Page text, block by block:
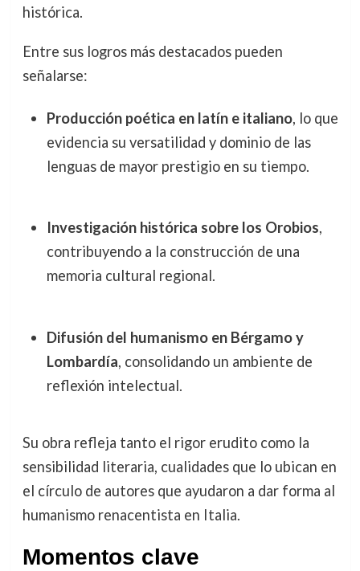
histórica.
Entre sus logros más destacados pueden
señalarse:
Producción poética en latín e italiano, lo que
evidencia su versatilidad y dominio de las
lenguas de mayor prestigio en su tiempo.
Investigación histórica sobre los Orobios,
contribuyendo a la construcción de una
memoria cultural regional.
Difusión del humanismo en Bérgamo y
Lombardía, consolidando un ambiente de
reflexión intelectual.
Su obra refleja tanto el rigor erudito como la
sensibilidad literaria, cualidades que lo ubican en
el círculo de autores que ayudaron a dar forma al
humanismo renacentista en Italia.
Momentos clave